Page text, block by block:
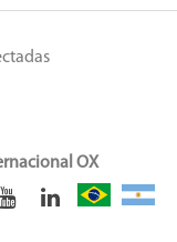
OX